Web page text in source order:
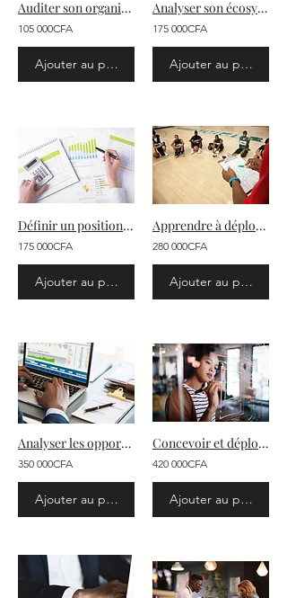
Auditer son organisation
105 000CFA
Ajouter au panier
Analyser son écosystème
175 000CFA
Ajouter au panier
Définir un positionnement marketing
175 000CFA
Ajouter au panier
Apprendre à déployer une stratégie marketing
280 000CFA
Ajouter au panier
Analyser les opportunités du marché et définir un plan stratégique
350 000CFA
Ajouter au panier
Concevoir et déployer le plan stratégique de l'entreprise
420 000CFA
Ajouter au panier